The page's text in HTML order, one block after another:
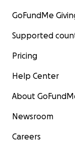
GoFundMe
Supported
Pricing
Help Center
About
Newsroom
Careers